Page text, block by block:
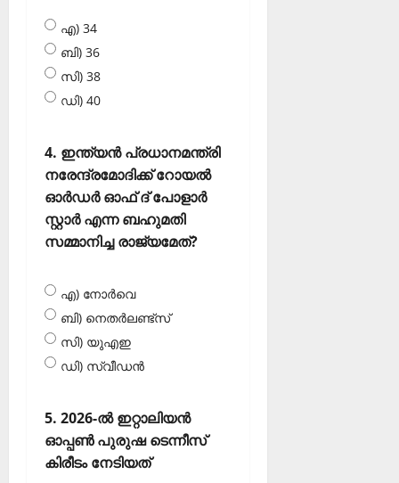
എ) 34
ബി) 36
സി) 38
ഡി) 40
4. ഇന്ത്യന്‍ പ്രധാനമന്ത്രി
നരേന്ദ്രമോദിക്ക് റോയല്‍
ഓര്‍ഡര്‍ ഓഫ് ദ് പോളാര്‍
സ്റ്റാര്‍ എന്ന ബഹുമതി
സമ്മാനിച്ച രാജ്യമേത്?
എ) നോര്‍വെ
ബി) നെതര്‍ലണ്ട്‌സ്
സി) യുഎഇ
ഡി) സ്വീഡന്‍
5. 2026-ല്‍ ഇറ്റാലിയന്‍
ഓപ്പണ്‍ പുരുഷ ടെന്നീസ്
കിരീടം നേടിയത്